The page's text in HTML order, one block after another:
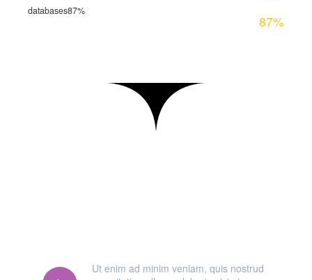
databases87%
87%
Ut enim ad minim veniam, quis nostrud